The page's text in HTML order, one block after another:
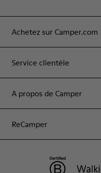
Achetez sur Camper.com
Service clientèle
A propos de Camper
ReCamper